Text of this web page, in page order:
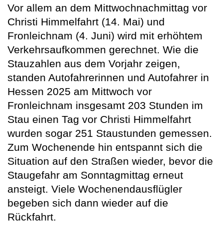
Vor allem an dem Mittwochnachmittag vor
Christi Himmelfahrt (14. Mai) und
Fronleichnam (4. Juni) wird mit erhöhtem
Verkehrsaufkommen gerechnet. Wie die
Stauzahlen aus dem Vorjahr zeigen,
standen Autofahrerinnen und Autofahrer in
Hessen 2025 am Mittwoch vor
Fronleichnam insgesamt 203 Stunden im
Stau einen Tag vor Christi Himmelfahrt
wurden sogar 251 Staustunden gemessen.
Zum Wochenende hin entspannt sich die
Situation auf den Straßen wieder, bevor die
Staugefahr am Sonntagmittag erneut
ansteigt. Viele Wochenendausflügler
begeben sich dann wieder auf die
Rückfahrt.